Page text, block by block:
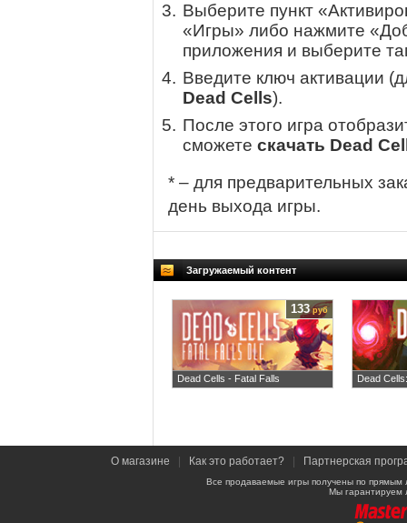
Выберите пункт
«Игры» либо нажмите
приложения и выберите
Введите ключ активации
Dead Cells).
После этого игра
сможете скачать Dead
* – для предварительных
день выхода игры.
Загружаемый контент
Dead Cells - Fatal Falls
133руб
Dead
О магазине Как это работает? Партнерская
Все продаваемые игры получены по
Мы гарантируем